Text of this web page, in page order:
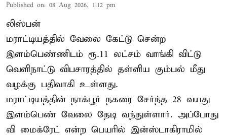
Published on: 08 Aug 2026, 1:12 pm
லிஸ்பன்
மராட்டியத்தில் வேலை கேட்டு சென்ற
இளம்பெண்ணிடம் ரூ.11 லட்சம் வாங்கி விட்டு
வெளிநாட்டு விபசாரத்தில் தள்ளிய கும்பல் மீது
வழக்கு பதிவாகி உள்ளது.
மராட்டியத்தின் நாக்பூர் நகரை சேர்ந்த 28 வயது
இளம்பெண் வேலை தேடி வந்துள்ளார். அப்போது
வி மைக்ரேட் என்ற பெயரில் இன்ஸ்டாகிராமில்